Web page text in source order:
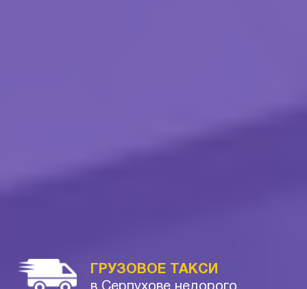
ГРУЗОВОЕ ТАКСИ